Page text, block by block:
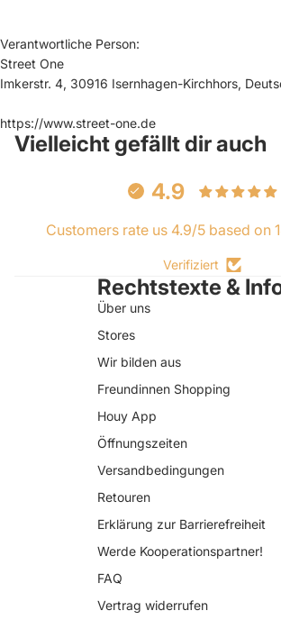
Verantwortliche Person:
Street One
Imkerstr. 4, 30916 Isernhagen-Kirchhors,
https://www.street-one.de
Vielleicht gefällt dir auch
4.9
Customers rate us 4.9/5 based on
Verifiziert
Rechtstexte &
Über uns
Stores
Wir bilden aus
Freundinnen Shopping
Houy App
Öffnungszeiten
Versandbedingungen
Retouren
Erklärung zur Barrierefreiheit
Werde Kooperationspartner!
FAQ
Vertrag widerrufen